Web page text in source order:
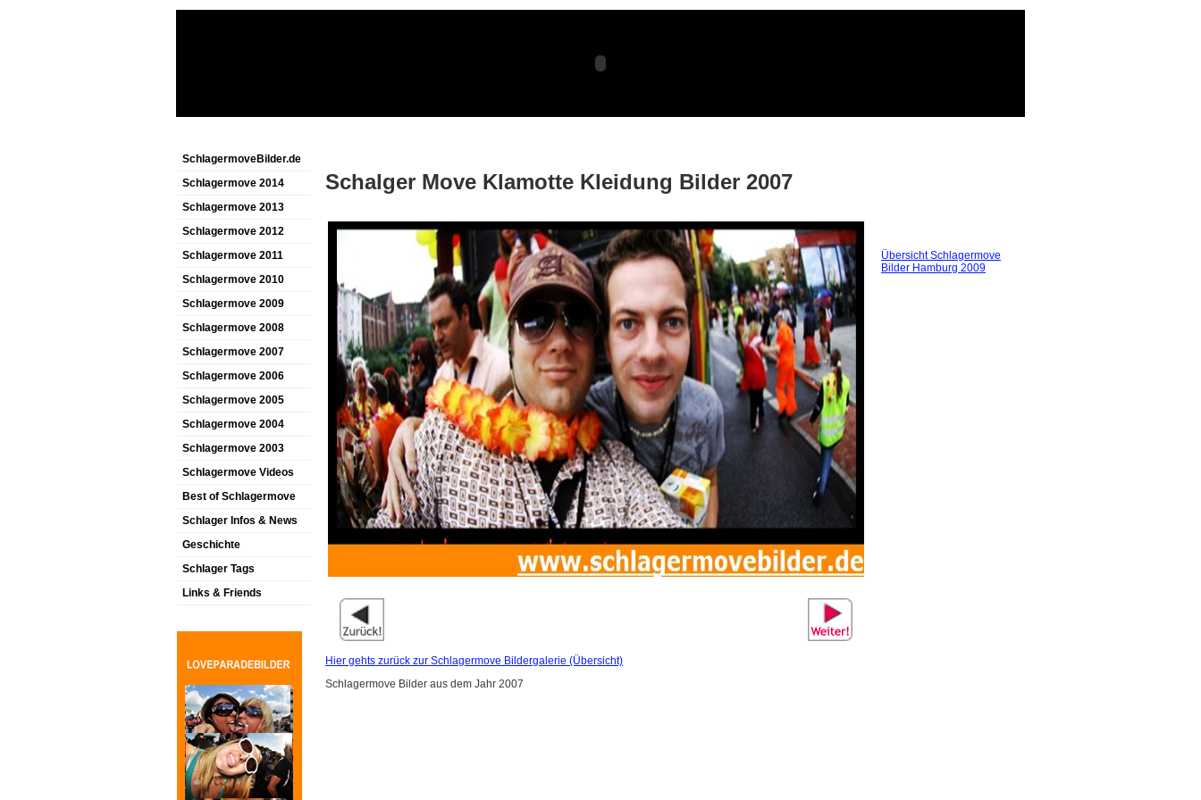
SchlagermoveBilder.de
Schlagermove 2014
Schlagermove 2013
Schlagermove 2012
Schlagermove 2011
Schlagermove 2010
Schlagermove 2009
Schlagermove 2008
Schlagermove 2007
Schlagermove 2006
Schlagermove 2005
Schlagermove 2004
Schlagermove 2003
Schlagermove Videos
Best of Schlagermove
Schlager Infos & News
Geschichte
Schlager Tags
Links & Friends
Schalger Move Klamotte Kleidung Bilder 2007
Hier gehts zurück zur Schlagermove Bildergalerie (Übersicht)
Schlagermove Bilder aus dem Jahr 2007
Übersicht Schlagermove
Bilder Hamburg 2009